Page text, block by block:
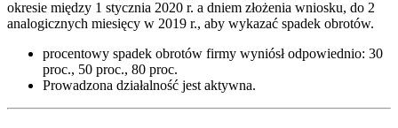
okresie między 1 stycznia 2020 r. a dniem złożenia wniosku, do 2
analogicznych miesięcy w 2019 r., aby wykazać spadek obrotów.
procentowy spadek obrotów firmy wyniósł odpowiednio: 30
proc., 50 proc., 80 proc.
Prowadzona działalność jest aktywna.